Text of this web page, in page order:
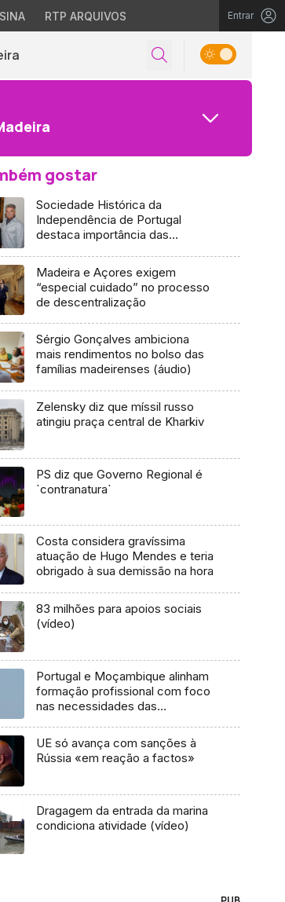
RTP ARQUIVOS Entrar
gostar
Sociedade Histórica da
Independência de Portugal
destaca importância das
Madeira e Açores exigem
“especial cuidado” no processo
de descentralização
Sérgio Gonçalves ambiciona
mais rendimentos no bolso das
famílias madeirenses (áudio)
Zelensky diz que míssil russo
atingiu praça central de Kharkiv
PS diz que Governo Regional é
`contranatura`
Costa considera gravíssima
atuação de Hugo Mendes e teria
obrigado à sua demissão na hora
83 milhões para apoios sociais
(vídeo)
Portugal e Moçambique alinham
formação profissional com foco
nas necessidades das
UE só avança com sanções à
Rússia «em reação a factos»
Dragagem da entrada da marina
condiciona atividade (vídeo)